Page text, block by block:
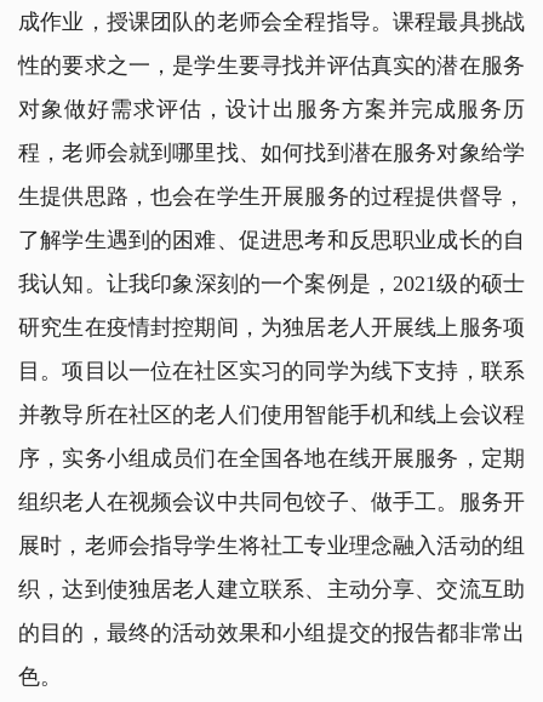
成作业，授课团队的老师会全程指导。课程最具挑战
性的要求之一，是学生要寻找并评估真实的潜在服务
对象做好需求评估，设计出服务方案并完成服务历
程，老师会就到哪里找、如何找到潜在服务对象给学
生提供思路，也会在学生开展服务的过程提供督导，
了解学生遇到的困难、促进思考和反思职业成长的自
我认知。让我印象深刻的一个案例是，2021级的硕士
研究生在疫情封控期间，为独居老人开展线上服务项
目。项目以一位在社区实习的同学为线下支持，联系
并教导所在社区的老人们使用智能手机和线上会议程
序，实务小组成员们在全国各地在线开展服务，定期
组织老人在视频会议中共同包饺子、做手工。服务开
展时，老师会指导学生将社工专业理念融入活动的组
织，达到使独居老人建立联系、主动分享、交流互助
的目的，最终的活动效果和小组提交的报告都非常出
色。